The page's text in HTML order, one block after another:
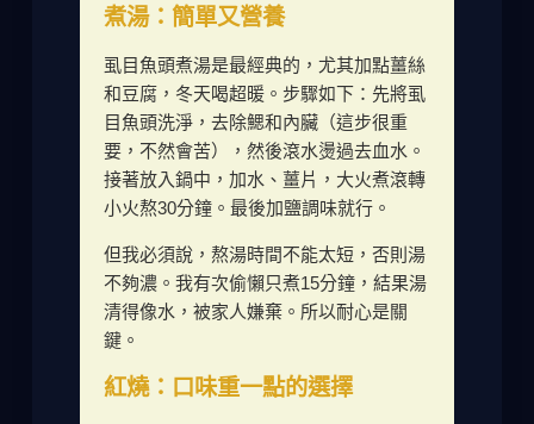
煮湯：簡單又營養
虱目魚頭煮湯是最經典的，尤其加點薑絲
和豆腐，冬天喝超暖。步驟如下：先將虱
目魚頭洗淨，去除鰓和內臟（這步很重
要，不然會苦），然後滾水燙過去血水。
接著放入鍋中，加水、薑片，大火煮滾轉
小火熬30分鐘。最後加鹽調味就行。
但我必須說，熬湯時間不能太短，否則湯
不夠濃。我有次偷懶只煮15分鐘，結果湯
清得像水，被家人嫌棄。所以耐心是關
鍵。
紅燒：口味重一點的選擇